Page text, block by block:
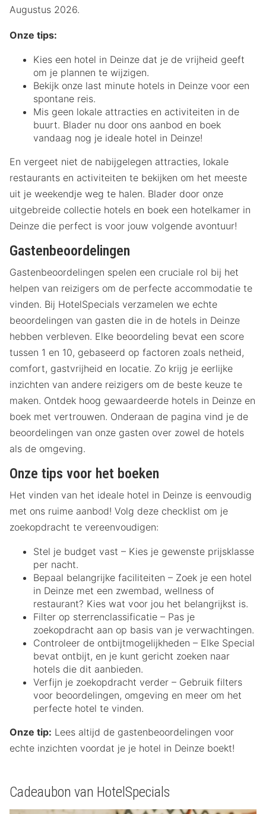
Augustus 2026.
Onze tips:
Kies een hotel in Deinze dat je de vrijheid geeft
om je plannen te wijzigen.
Bekijk onze last minute hotels in Deinze voor een
spontane reis.
Mis geen lokale attracties en activiteiten in de
buurt. Blader nu door ons aanbod en boek
vandaag nog je ideale hotel in Deinze!
En vergeet niet de nabijgelegen attracties, lokale
restaurants en activiteiten te bekijken om het meeste
uit je weekendje weg te halen. Blader door onze
uitgebreide collectie hotels en boek een hotelkamer in
Deinze die perfect is voor jouw volgende avontuur!
Gastenbeoordelingen
Gastenbeoordelingen spelen een cruciale rol bij het
helpen van reizigers om de perfecte accommodatie te
vinden. Bij HotelSpecials verzamelen we echte
beoordelingen van gasten die in de hotels in Deinze
hebben verbleven. Elke beoordeling bevat een score
tussen 1 en 10, gebaseerd op factoren zoals netheid,
comfort, gastvrijheid en locatie. Zo krijg je eerlijke
inzichten van andere reizigers om de beste keuze te
maken. Ontdek hoog gewaardeerde hotels in Deinze en
boek met vertrouwen. Onderaan de pagina vind je de
beoordelingen van onze gasten over zowel de hotels
als de omgeving.
Onze tips voor het boeken
Het vinden van het ideale hotel in Deinze is eenvoudig
met ons ruime aanbod! Volg deze checklist om je
zoekopdracht te vereenvoudigen:
Stel je budget vast – Kies je gewenste prijsklasse
per nacht.
Bepaal belangrijke faciliteiten – Zoek je een hotel
in Deinze met een zwembad, wellness of
restaurant? Kies wat voor jou het belangrijkst is.
Filter op sterrenclassificatie – Pas je
zoekopdracht aan op basis van je verwachtingen.
Controleer de ontbijtmogelijkheden – Elke Special
bevat ontbijt, en je kunt gericht zoeken naar
hotels die dit aanbieden.
Verfijn je zoekopdracht verder – Gebruik filters
voor beoordelingen, omgeving en meer om het
perfecte hotel te vinden.
Onze tip: Lees altijd de gastenbeoordelingen voor
echte inzichten voordat je je hotel in Deinze boekt!
Cadeaubon van HotelSpecials